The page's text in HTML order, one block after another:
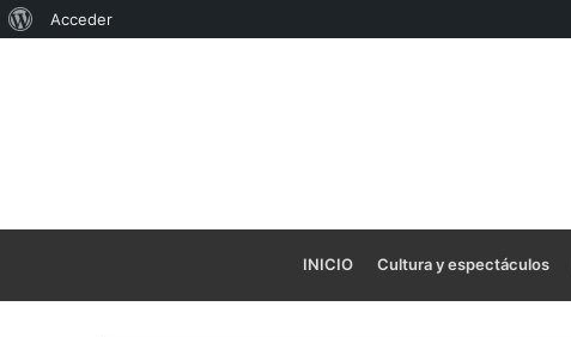
INICIO Cultura y espectáculos
Acerca
Acceder